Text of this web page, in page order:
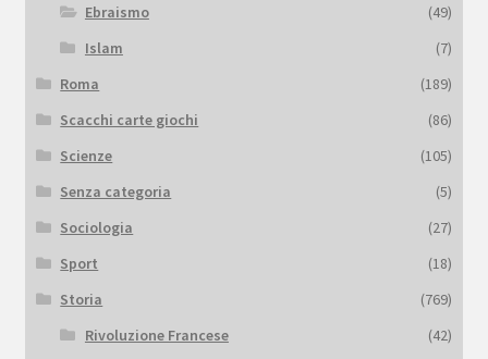
Ebraismo
(49)
Islam
(7)
Roma
(189)
Scacchi carte giochi
(86)
Scienze
(105)
Senza categoria
(5)
Sociologia
(27)
Sport
(18)
Storia
(769)
Rivoluzione Francese
(42)